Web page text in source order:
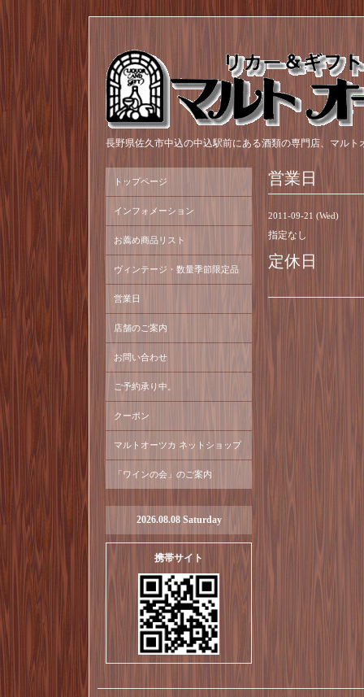
長野県佐久市中込の中込駅前にある酒類の専門店、マルト
営業日
2011-09-21 (Wed)
指定なし
定休日
トップページ
インフォメーション
お薦め商品リスト
ヴィンテージ・数量季節限定品
営業日
店舗のご案内
お問い合わせ
ご予約承り中。
クーポン
マルトオーツカ ネットショップ
「ワインの会」のご案内
2026.08.08 Saturday
携帯サイト